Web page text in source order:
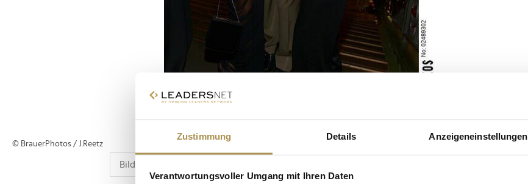
Zustimmung Details Anzeigeneinstellungen
Verantwortungsvoller Umgang mit Ihren Daten
© BrauerPhotos / J.Reetz